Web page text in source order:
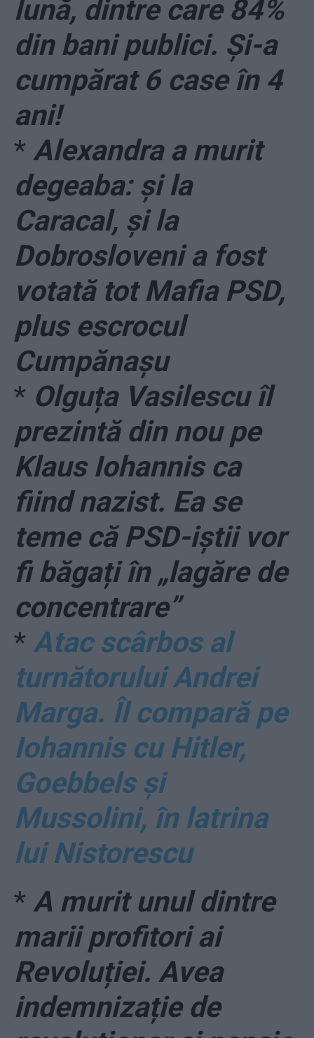
lună, dintre care 84%
din bani publici. Și-a
cumpărat 6 case în 4
ani!
* Alexandra a murit
degeaba: și la
Caracal, și la
Dobrosloveni a fost
votată tot Mafia PSD,
plus escrocul
Cumpănașu
* Olguța Vasilescu îl
prezintă din nou pe
Klaus Iohannis ca
fiind nazist. Ea se
teme că PSD-iștii vor
fi băgați în „lagăre de
concentrare”
* Atac scârbos al
turnătorului Andrei
Marga. Îl compară pe
Iohannis cu Hitler,
Goebbels și
Mussolini, în latrina
lui Nistorescu
* A murit unul dintre
marii profitori ai
Revoluției. Avea
indemnizație de